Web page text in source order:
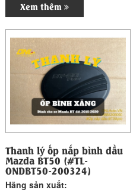
Xem thêm
Thanh lý ốp nắp bình dầu
Mazda BT50 (#TL-
ONDBT50-200324)
Hãng sản xuất: